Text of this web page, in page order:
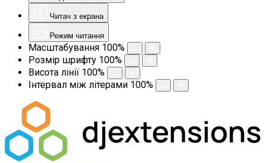
Читач з екрана
Режим читання
Масштабування 100%
Розмір шрифту 100%
Висота лінії 100%
Інтервал між літерами 100%